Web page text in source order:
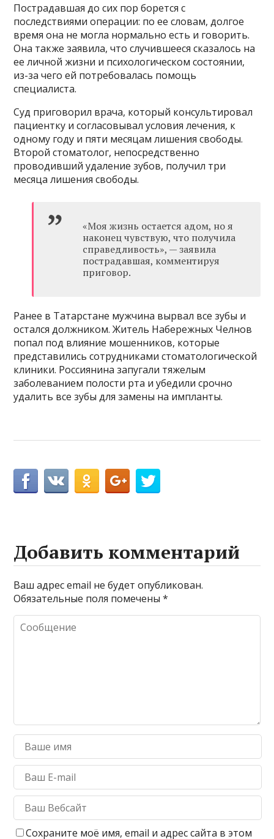
Пострадавшая до сих пор борется с
последствиями операции: по ее словам, долгое
время она не могла нормально есть и говорить.
Она также заявила, что случившееся сказалось на
ее личной жизни и психологическом состоянии,
из-за чего ей потребовалась помощь
специалиста.
Суд приговорил врача, который консультировал
пациентку и согласовывал условия лечения, к
одному году и пяти месяцам лишения свободы.
Второй стоматолог, непосредственно
проводивший удаление зубов, получил три
месяца лишения свободы.
«Моя жизнь остается адом, но я
наконец чувствую, что получила
справедливость», — заявила
пострадавшая, комментируя
приговор.
Ранее в Татарстане мужчина вырвал все зубы и
остался должником. Житель Набережных Челнов
попал под влияние мошенников, которые
представились сотрудниками стоматологической
клиники. Россиянина запугали тяжелым
заболеванием полости рта и убедили срочно
удалить все зубы для замены на импланты.
Добавить комментарий
Ваш адрес email не будет опубликован.
Обязательные поля помечены*
Сохраните моё имя, email и адрес сайта в этом